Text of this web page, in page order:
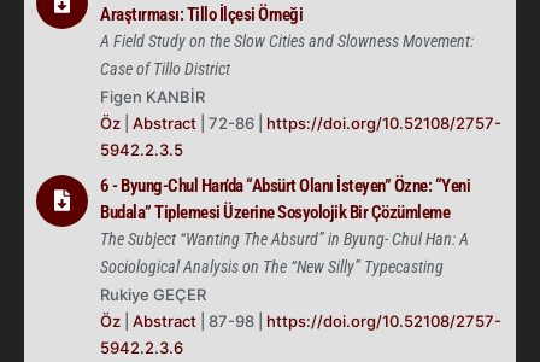
Araştırması: Tillo İlçesi Örneği
A Field Study on the Slow Cities and Slowness Movement:
Case of Tillo District
Figen KANBİR
Öz
Abstract | 72-86 | https://doi.org/10.52108/2757-
5942.2.3.5
6 - Byung-Chul Han’da “Absürt Olanı İsteyen” Özne: “Yeni
Budala” Tiplemesi Üzerine Sosyolojik Bir Çözümleme
The Subject “Wanting The Absurd” in Byung- Chul Han: A
Sociological Analysis on The “New Silly” Typecasting
Rukiye GEÇER
Öz
Abstract | 87-98 | https://doi.org/10.52108/2757-
5942.2.3.6